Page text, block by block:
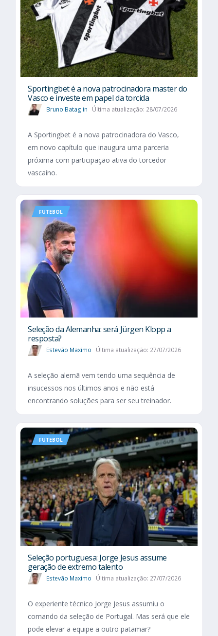
Sportingbet é a nova patrocinadora master do
Vasco e investe em papel da torcida
Bruno Bataglin Última atualização: 28/07/2026
A Sportingbet é a nova patrocinadora do Vasco,
em novo capítulo que inaugura uma parceria
próxima com participação ativa do torcedor
vascaíno.
FUTEBOL
Seleção da Alemanha: será Jürgen Klopp a
resposta?
Estevão Maximo Última atualização: 27/07/2026
A seleção alemã vem tendo uma sequência de
insucessos nos últimos anos e não está
encontrando soluções para ser seu treinador.
FUTEBOL
Seleção portuguesa: Jorge Jesus assume
geração de extremo talento
Estevão Maximo Última atualização: 27/07/2026
O experiente técnico Jorge Jesus assumiu o
comando da seleção de Portugal. Mas será que ele
pode elevar a equipe a outro patamar?